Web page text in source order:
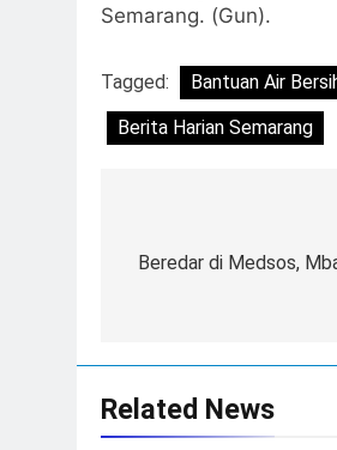
Semarang. (Gun).
Tagged: Bantuan Air
Berita Harian Semarang
navigation
Beredar di Medsos,
Related News